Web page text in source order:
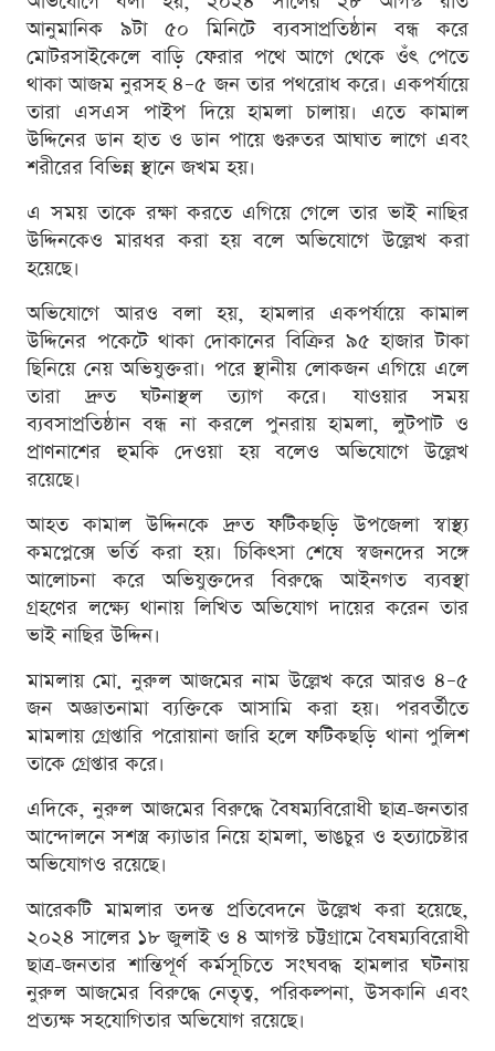
আনুমানিক ৯টা ৫০ মিনিটে ব্যবসাপ্রতিষ্ঠান বন্ধ করে
মোটরসাইকেলে বাড়ি ফেরার পথে আগে থেকে ওঁৎ পেতে
থাকা আজম নুরসহ ৪–৫ জন তার পথরোধ করে। একপর্যায়ে
তারা এসএস পাইপ দিয়ে হামলা চালায়। এতে কামাল
উদ্দিনের ডান হাত ও ডান পায়ে গুরুতর আঘাত লাগে এবং
শরীরের বিভিন্ন স্থানে জখম হয়।
এ সময় তাকে রক্ষা করতে এগিয়ে গেলে তার ভাই নাছির
উদ্দিনকেও মারধর করা হয় বলে অভিযোগে উল্লেখ করা
হয়েছে।
অভিযোগে আরও বলা হয়, হামলার একপর্যায়ে কামাল
উদ্দিনের পকেটে থাকা দোকানের বিক্রির ৯৫ হাজার টাকা
ছিনিয়ে নেয় অভিযুক্তরা। পরে স্থানীয় লোকজন এগিয়ে এলে
তারা দ্রুত ঘটনাস্থল ত্যাগ করে। যাওয়ার সময়
ব্যবসাপ্রতিষ্ঠান বন্ধ না করলে পুনরায় হামলা, লুটপাট ও
প্রাণনাশের হুমকি দেওয়া হয় বলেও অভিযোগে উল্লেখ
রয়েছে।
আহত কামাল উদ্দিনকে দ্রুত ফটিকছড়ি উপজেলা স্বাস্থ্য
কমপ্লেক্সে ভর্তি করা হয়। চিকিৎসা শেষে স্বজনদের সঙ্গে
আলোচনা করে অভিযুক্তদের বিরুদ্ধে আইনগত ব্যবস্থা
গ্রহণের লক্ষ্যে থানায় লিখিত অভিযোগ দায়ের করেন তার
ভাই নাছির উদ্দিন।
মামলায় মো. নুরুল আজমের নাম উল্লেখ করে আরও ৪–৫
জন অজ্ঞাতনামা ব্যক্তিকে আসামি করা হয়। পরবর্তীতে
মামলায় গ্রেপ্তারি পরোয়ানা জারি হলে ফটিকছড়ি থানা পুলিশ
তাকে গ্রেপ্তার করে।
এদিকে, নুরুল আজমের বিরুদ্ধে বৈষম্যবিরোধী ছাত্র-জনতার
আন্দোলনে সশস্ত্র ক্যাডার নিয়ে হামলা, ভাঙচুর ও হত্যাচেষ্টার
অভিযোগও রয়েছে।
আরেকটি মামলার তদন্ত প্রতিবেদনে উল্লেখ করা হয়েছে,
২০২৪ সালের ১৮ জুলাই ও ৪ আগস্ট চট্টগ্রামে বৈষম্যবিরোধী
ছাত্র-জনতার শান্তিপূর্ণ কর্মসূচিতে সংঘবদ্ধ হামলার ঘটনায়
নুরুল আজমের বিরুদ্ধে নেতৃত্ব, পরিকল্পনা, উসকানি এবং
প্রত্যক্ষ সহযোগিতার অভিযোগ রয়েছে।